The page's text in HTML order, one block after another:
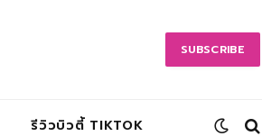
SUBSCRIBE
รีวิวบิวตี้ TIKTOK